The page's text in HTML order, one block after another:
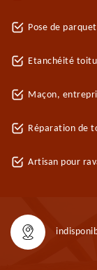
Pose de
Etanchéité
Maçon,
Réparation de
Artisan pour